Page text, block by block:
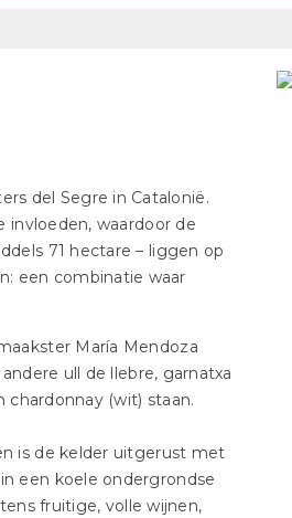
del Segre in Catalonië.
waardoor de
71 hectare – liggen op
een combinatie waar
María Mendoza
ull de llebre, garnatxa
chardonnay (wit) staan.
is de kelder uitgerust met
een koele ondergrondse
fruitige, volle wijnen,